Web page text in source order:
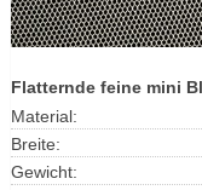
Flatternde feine mini
Material:
Breite:
Gewicht: